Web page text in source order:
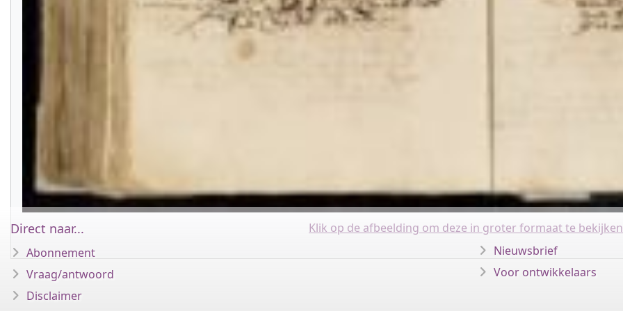
Klik op de afbeelding om deze in groter formaat te
Direct naar...
Abonnement
Vraag/antwoord
Disclaimer
Nieuwsbrief
Voor ontwikkelaars